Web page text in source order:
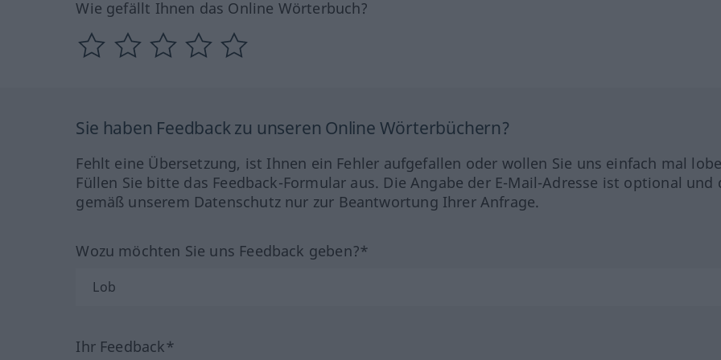
Wie gefällt Ihnen das Online Wörterbuch?
Sie haben Feedback zu unseren Online Wörterbüchern?
Fehlt eine Übersetzung, ist Ihnen ein Fehler aufgefallen oder wollen Sie uns einfach mal
Füllen Sie bitte das Feedback-Formular aus. Die Angabe der E-Mail-Adresse ist optional und
gemäß unserem Datenschutz nur zur Beantwortung Ihrer Anfrage.
Wozu möchten Sie uns Feedback geben?*
Ihr Feedback*